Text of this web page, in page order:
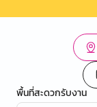
พื้นที่สะดวกรับงาน